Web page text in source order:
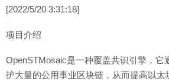
[2022/5/20 3:31:18]
项目介绍
OpenSTMosaic是一种覆盖共识引擎，它
护大量的公用事业区块链，从而提高以太